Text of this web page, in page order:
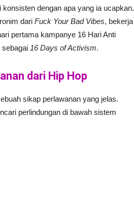
konsisten dengan apa yang ia ucapkan.
dari Fuck Your Bad Vibes, bekerja
pertama kampanye 16 Hari Anti
sebagai 16 Days of Activism.
dari Hip Hop
sikap perlawanan yang jelas.
perlindungan di bawah sistem